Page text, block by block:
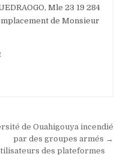
Mle 23 19 284
de Monsieur
de Ouahigouya incendié
par des groupes armés →
des plateformes